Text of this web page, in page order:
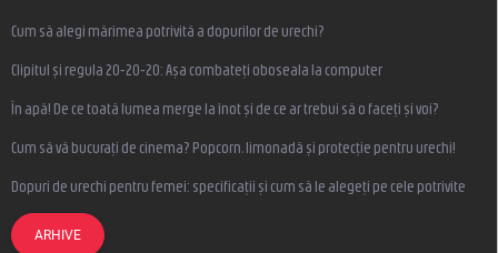
Cum să alegi mărimea potrivită a dopurilor de urechi?
Clipitul și regula 20-20-20: Așa combateți oboseala la computer
În apă! De ce toată lumea merge la înot și de ce ar trebui să o faceți și voi?
Cum să vă bucurați de cinema? Popcorn, limonadă și protecție pentru urechi!
Dopuri de urechi pentru femei: specificații și cum să le alegeți pe cele potrivite
ARHIVE